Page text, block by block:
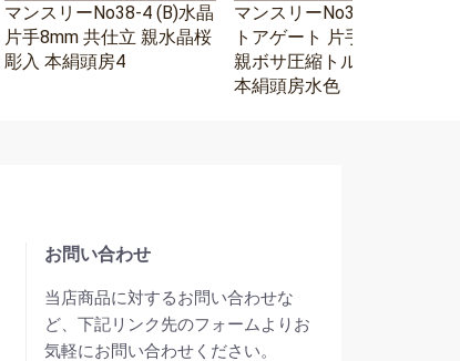
マンスリーNo38-4 (B)水晶
片手8mm 共仕立 親水晶桜
彫入 本絹頭房4
マンスリーNo38-3 ホワイ
トアゲート 片手8mm 水晶
親ボサ圧縮トルコ石二天
本絹頭房水色
お問い合わせ
当店商品に対するお問い合わせな
ど、下記リンク先のフォームよりお
気軽にお問い合わせください。